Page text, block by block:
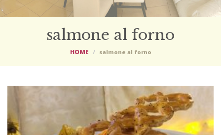
salmone al forno
HOME salmone al forno